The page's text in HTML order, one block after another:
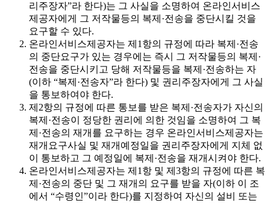
리주장자”라 한다)는 그 사실을 소명하여 온라인서비스
제공자에게 그 저작물등의 복제·전송을 중단시킬 것을
요구할 수 있다.
온라인서비스제공자는 제1항의 규정에 따라 복제·전송
의 중단요구가 있는 경우에는 즉시 그 저작물등의 복제·
전송을 중단시키고 당해 저작물등을 복제·전송하는 자
(이하 “복제·전송자”라 한다) 및 권리주장자에게 그 사실
을 통보하여야 한다.
제2항의 규정에 따른 통보를 받은 복제·전송자가 자신의
복제·전송이 정당한 권리에 의한 것임을 소명하여 그 복
제·전송의 재개를 요구하는 경우 온라인서비스제공자는
재개요구사실 및 재개예정일을 권리주장자에게 지체 없
이 통보하고 그 예정일에 복제·전송을 재개시켜야 한다.
온라인서비스제공자는 제1항 및 제3항의 규정에 따른 복
제·전송의 중단 및 그 재개의 요구를 받을 자(이하 이 조
에서 “수령인”이라 한다)를 지정하여 자신의 설비 또는